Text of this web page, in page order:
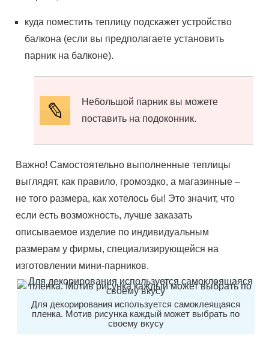
куда поместить теплицу подскажет устройство
балкона (если вы предполагаете установить
парник на балконе).
Небольшой парник вы можете
поставить на подоконник.
Важно! Самостоятельно выполненные теплицы
выглядят, как правило, громоздко, а магазинные –
не того размера, как хотелось бы! Это значит, что
если есть возможность, лучше заказать
описываемое изделие по индивидуальным
размерам у фирмы, специализирующейся на
изготовлении мини-парников.
Для декорирования используется самоклеящаяся
пленка. Мотив рисунка каждый может выбрать по
своему вкусу